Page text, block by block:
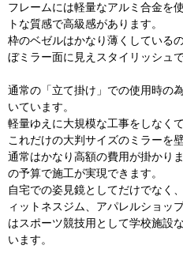
フレームには軽量なアルミ合金を
トな質感で高級感があります。
枠のベゼルはかなり薄くしている
ぼミラー面に見えスタイリッシュで
通常の「立て掛け」での使用時の
いています。
軽量ゆえに大規模な工事をしなく
これだけの大判サイズのミラーを
通常はかなり高額の費用が掛かり
の予算で施工が実現できます。
自宅での姿見鏡としてだけでなく
ィットネスジム、アパレルショッ
はスポーツ競技用として学校施設
います。